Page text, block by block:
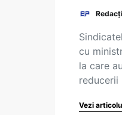
cu
la care
Vezi